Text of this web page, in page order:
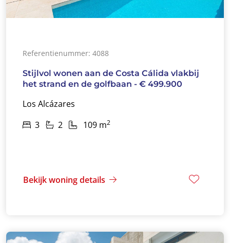
Referentienummer: 4088
Stijlvol wonen aan de Costa Cálida vlakbij
het strand en de golfbaan - € 499.900
Los Alcázares
3
2 109 m2
Bekijk woning details